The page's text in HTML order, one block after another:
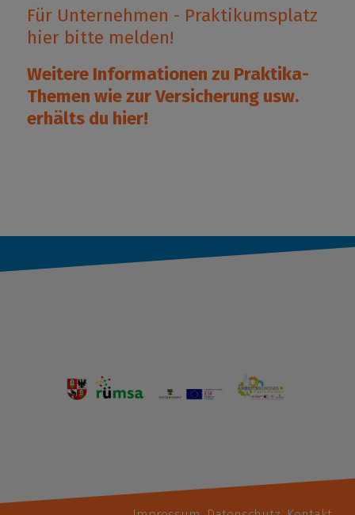
Für Unternehmen - Praktikumsplatz
hier bitte melden!
Weitere Informationen zu Praktika-
Themen wie zur Versicherung usw.
erhälts du hier!